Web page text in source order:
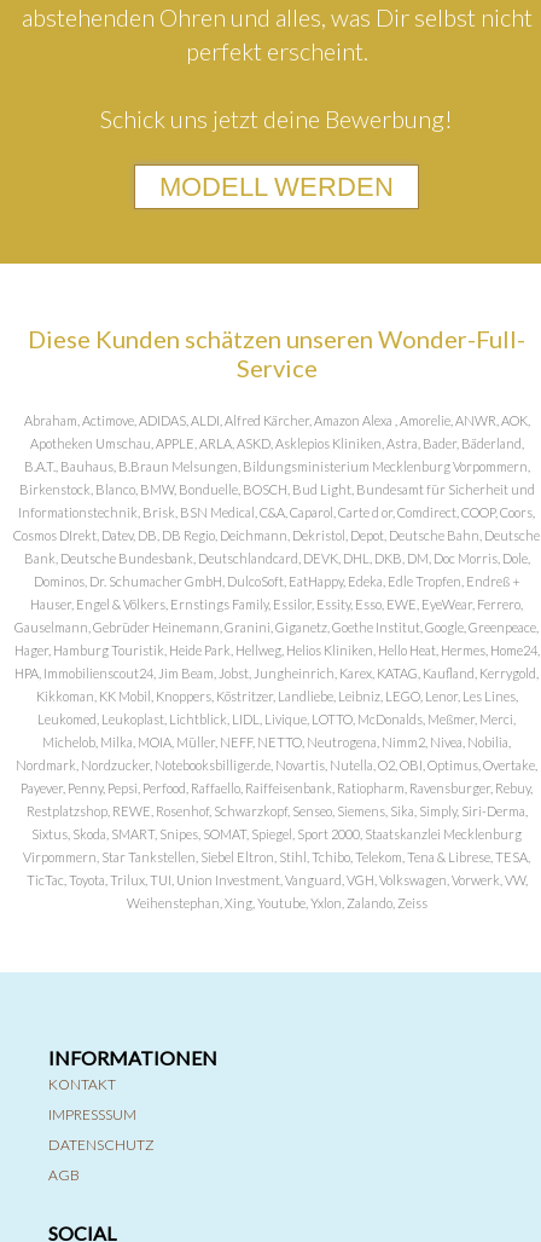
abstehenden Ohren und alles, was Dir selbst nicht
perfekt erscheint.
Schick uns jetzt deine Bewerbung!
MODELL WERDEN
Diese Kunden schätzen unseren Wonder-Full-
Service
Abraham, Actimove, ADIDAS, ALDI, Alfred Kärcher, Amazon Alexa , Amorelie, ANWR, AOK,
Apotheken Umschau, APPLE, ARLA, ASKD, Asklepios Kliniken, Astra, Bader, Bäderland,
B.A.T., Bauhaus, B.Braun Melsungen, Bildungsministerium Mecklenburg Vorpommern,
Birkenstock, Blanco, BMW, Bonduelle, BOSCH, Bud Light, Bundesamt für Sicherheit und
Informationstechnik, Brisk, BSN Medical, C&A, Caparol, Carte d or, Comdirect, COOP, Coors,
Cosmos DIrekt, Datev, DB, DB Regio, Deichmann, Dekristol, Depot, Deutsche Bahn, Deutsche
Bank, Deutsche Bundesbank, Deutschlandcard, DEVK, DHL, DKB, DM, Doc Morris, Dole,
Dominos, Dr. Schumacher GmbH, DulcoSoft, EatHappy, Edeka, Edle Tropfen, Endreß +
Hauser, Engel & Völkers, Ernstings Family, Essilor, Essity, Esso, EWE, EyeWear, Ferrero,
Gauselmann, Gebrüder Heinemann, Granini, Giganetz, Goethe Institut, Google, Greenpeace,
Hager, Hamburg Touristik, Heide Park, Hellweg, Helios Kliniken, Hello Heat, Hermes, Home24,
HPA, Immobilienscout24, Jim Beam, Jobst, Jungheinrich, Karex, KATAG, Kaufland, Kerrygold,
Kikkoman, KK Mobil, Knoppers, Köstritzer, Landliebe, Leibniz, LEGO, Lenor, Les Lines,
Leukomed, Leukoplast, Lichtblick, LIDL, Livique, LOTTO, McDonalds, Meßmer, Merci,
Michelob, Milka, MOIA, Müller, NEFF, NETTO, Neutrogena, Nimm2, Nivea, Nobilia,
Nordmark, Nordzucker, Notebooksbilliger.de, Novartis, Nutella, O2, OBI, Optimus, Overtake,
Payever, Penny, Pepsi, Perfood, Raffaello, Raiffeisenbank, Ratiopharm, Ravensburger, Rebuy,
Restplatzshop, REWE, Rosenhof, Schwarzkopf, Senseo, Siemens, Sika, Simply, Siri-Derma,
Sixtus, Skoda, SMART, Snipes, SOMAT, Spiegel, Sport 2000, Staatskanzlei Mecklenburg
Virpommern, Star Tankstellen, Siebel Eltron, Stihl, Tchibo, Telekom, Tena & Librese, TESA,
TicTac, Toyota, Trilux, TUI, Union Investment, Vanguard, VGH, Volkswagen, Vorwerk, VW,
Weihenstephan, Xing, Youtube, Yxlon, Zalando, Zeiss
INFORMATIONEN
KONTAKT
IMPRESSSUM
DATENSCHUTZ
AGB
SOCIAL